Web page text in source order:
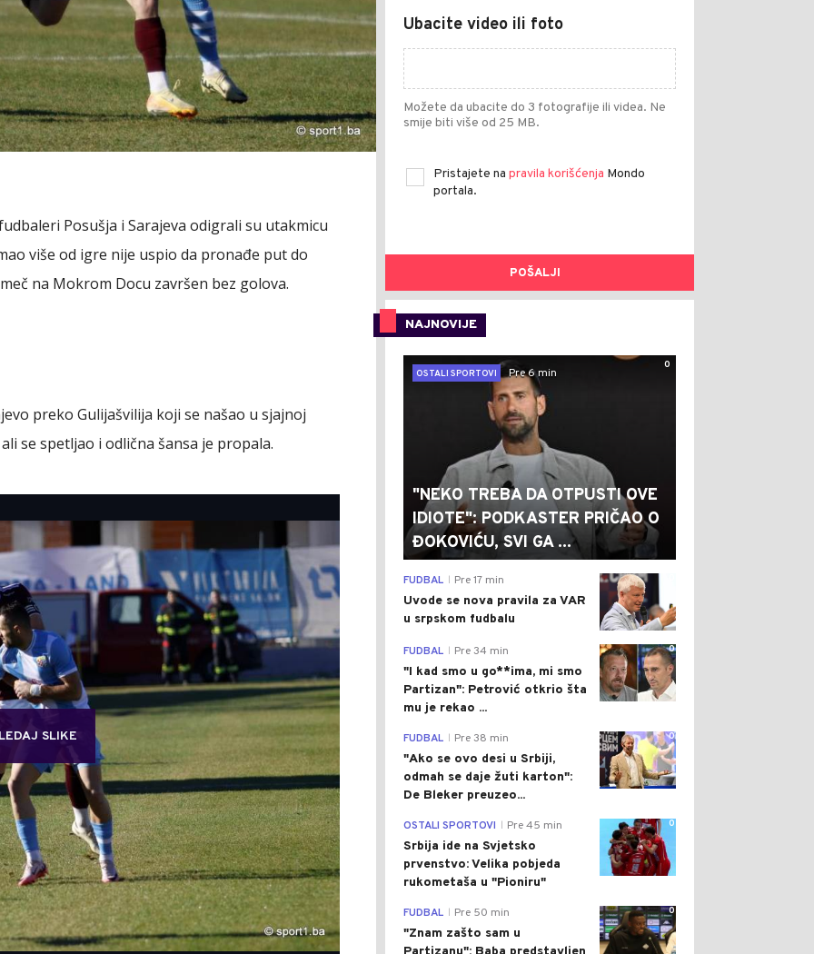
Posušja i Sarajeva odigrali su utakmicu
više od igre nije uspio da pronađe put do
na Mokrom Docu završen bez golova.
preko Gulijašvilija koji se našao u sjajnoj
se spetljao i odlična šansa je propala.
SLIKE
Ubacite video ili foto
Možete da ubacite do 3 fotografije ili videa. Ne
smije biti više od 25 MB.
Pristajete na pravila korišćenja Mondo
portala.
POŠALJI
NAJNOVIJE
0
OSTALI SPORTOVI
Pre 6 min
"NEKO TREBA DA OTPUSTI OVE
IDIOTE": PODKASTER PRIČAO O
ĐOKOVIĆU, SVI GA ...
FUDBAL Pre 17 min
Uvode se nova pravila za VAR
u srpskom fudbalu
0
FUDBAL Pre 34 min
"I kad smo u go**ima, mi smo
Partizan": Petrović otkrio šta
mu je rekao ...
0
FUDBAL Pre 38 min
"Ako se ovo desi u Srbiji,
odmah se daje žuti karton":
De Bleker preuzeo...
0
OSTALI SPORTOVI Pre 45 min
Srbija ide na Svjetsko
prvenstvo: Velika pobjeda
rukometaša u "Pioniru"
0
FUDBAL Pre 50 min
"Znam zašto sam u